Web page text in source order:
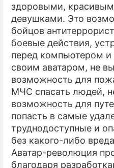
здоровыми,
девушками. Это
бойцов
боевые действия,
перед компьютером
своим аватаром, не
возможность для
МЧС спасать людей,
возможность для
попасть в самые
труднодоступные и
без какого-либо
Аватар-революция
благодаря